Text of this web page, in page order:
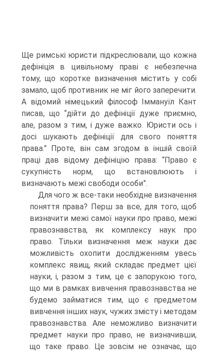
Ще римські юристи підкреслювали, що кожна
дефініція в цивільному праві є небезпечна
тому, що коротке визначення містить у собі
замало, щоб противник не міг його заперечити.
А відомий німецький філософ Іммануїл Кант
писав, що “дійти до дефініції дуже приємно,
але, разом з тим, і дуже важко. Юристи ось і
досі шукають дефініції для свого поняття
права.” Проте, він сам згодом в іншій своїй
праці дав відому дефініцію права: “Право є
сукупність норм, що встановлюють і
визначають межі свободи особи”.
Для чого ж все-таки необхідне визначення
поняття права? Перш за все, для того, щоб
визначити межі самої науки про право, межі
правознавства, як комплексу наук про
право. Тільки визначення меж науки дає
можливість охопити дослідженням увесь
комплекс явищ, який складає предмет цієї
науки, і, разом з тим, це є запорукою того,
що ми в рамках вивчення правознавства не
будемо займатися тим, що є предметом
вивчення інших наук, чужих змісту і методам
правознавства. Але неможливо визначити
предмет науки про право, не визначивши,
що таке право. Це зовсім не означає, що